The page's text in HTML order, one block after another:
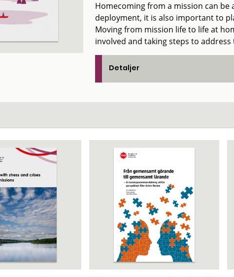
Homecoming from a mission can
deployment, it is also important to
Moving from mission life to life at
involved and taking steps to
Detaljer